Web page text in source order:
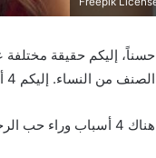
حسناً، إليكم حقيقة
الصنف من النساء. إليكم 4 أسباب تجعل الرجال يحبون المرأة الجريئة القوية.
هناك 4 أسباب وراء حب الرجل للمرأة القوية .